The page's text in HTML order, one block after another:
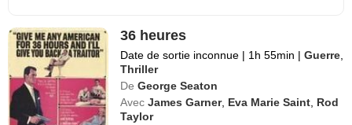
36 heures
Date de sortie inconnue | 1h 55min | Guerre
Thriller
De George Seaton
Avec James Garner, Eva Marie Saint Rod
Taylor